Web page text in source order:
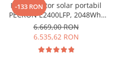
-133 RON
Kit generator solar portabil
PECRON E2400LFP, 2048Wh,
2400W, 230V, Incarcare super
rapida, LiFePO4, Controler
MPPT dublu, Protectie BMS +
Panou solar 200W
6.669,00 RON
6.535,62 RON